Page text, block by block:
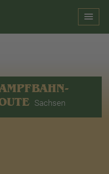
Sachsen